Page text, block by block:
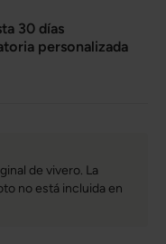
30 días
personalizada
de vivero. La
no está incluida en